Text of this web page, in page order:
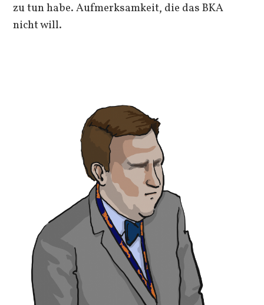
zu tun habe. Aufmerksamkeit, die das BKA
nicht will.